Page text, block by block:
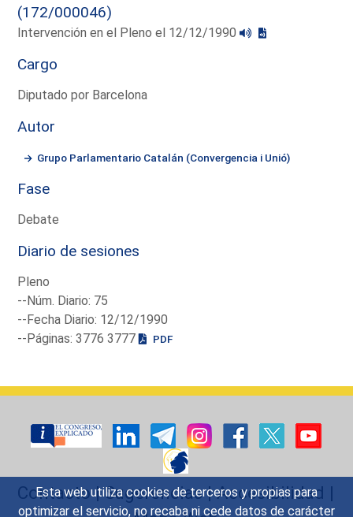
Esta web utiliza cookies de terceros y propias para
optimizar el servicio, no recaba ni cede datos de carácter
(172/000046)
Intervención en el Pleno el 12/12/1990
Cargo
Diputado por Barcelona
Autor
Grupo Parlamentario Catalán (Convergencia i Unió)
Fase
Debate
Diario de sesiones
Pleno
--Núm. Diario: 75
--Fecha Diario: 12/12/1990
--Páginas: 3776 3777
PDF
Contacto|Sugerencias|Accesibilidad |